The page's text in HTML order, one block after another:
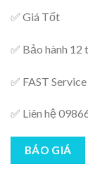
✅ Giá Tốt
✅ Bảo hành 12
✅ FAST Service
✅ Liên hệ
BÁO GIÁ